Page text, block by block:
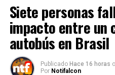
Siete personas
impacto entre un
autobús en Brasil
Publicado Hace 16 horas
Por Notifalcon